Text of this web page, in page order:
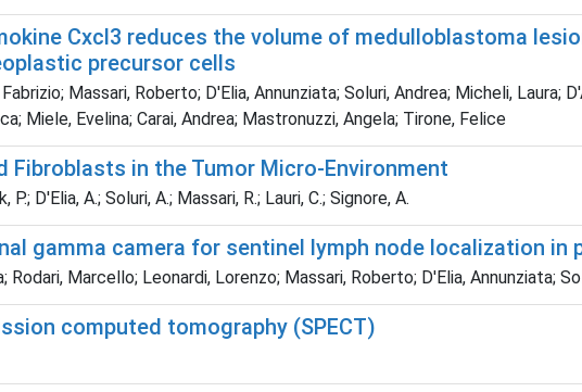
Cxcl3 reduces the volume of medulloblastoma
precursor cells
Massari, Roberto; D'Elia, Annunziata; Soluri, Andrea; Micheli, Laura;
Miele, Evelina; Carai, Andrea; Mastronuzzi, Angela; Tirone, Felice
Fibroblasts in the Tumor Micro-Environment
D'Elia, A.; Soluri, A.; Massari, R.; Lauri, C.; Signore, A.
gamma camera for sentinel lymph node localization
Rodari, Marcello; Leonardi, Lorenzo; Massari, Roberto; D'Elia, Annunziata;
computed tomography (SPECT)